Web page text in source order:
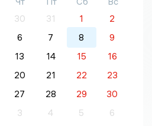
30 31 1
2
6 7 8
9
13 14 15
16
20 21 22
23
27 28 29
30
3 4 5 6